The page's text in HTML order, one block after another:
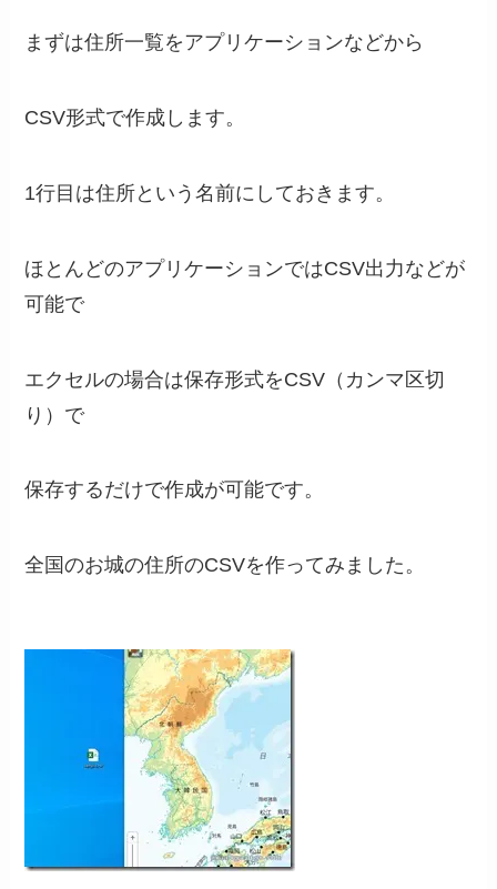
まずは住所一覧をアプリケーションなどから
CSV形式で作成します。
1行目は住所という名前にしておきます。
ほとんどのアプリケーションではCSV出力などが
可能で
エクセルの場合は保存形式をCSV（カンマ区切
り）で
保存するだけで作成が可能です。
全国のお城の住所のCSVを作ってみました。